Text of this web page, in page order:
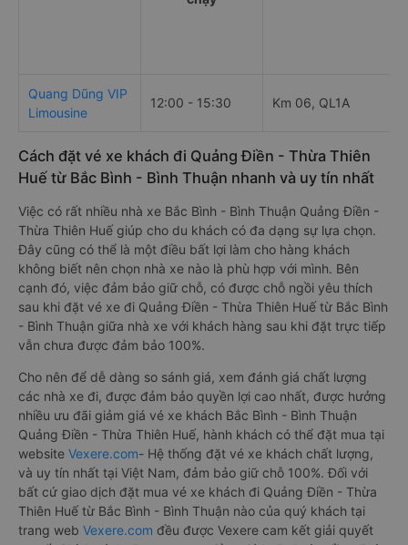
Quang Dũng VIP
Limousine
12:00 - 15:30 Km 06, QL1A
Cách đặt vé xe khách đi Quảng Điền - Thừa Thiên
Huế từ Bắc Bình - Bình Thuận nhanh và uy tín nhất
Việc có rất nhiều nhà xe Bắc Bình - Bình Thuận Quảng Điền -
Thừa Thiên Huế giúp cho du khách có đa dạng sự lựa chọn.
Đây cũng có thể là một điều bất lợi làm cho hàng khách
không biết nên chọn nhà xe nào là phù hợp với mình. Bên
cạnh đó, việc đảm bảo giữ chỗ, có được chỗ ngồi yêu thích
sau khi đặt vé xe đi Quảng Điền - Thừa Thiên Huế từ Bắc Bình
- Bình Thuận giữa nhà xe với khách hàng sau khi đặt trực tiếp
vẫn chưa được đảm bảo 100%.
Cho nên để dễ dàng so sánh giá, xem đánh giá chất lượng
các nhà xe đi, được đảm bảo quyền lợi cao nhất, được hưởng
nhiều ưu đãi giảm giá vé xe khách Bắc Bình - Bình Thuận
Quảng Điền - Thừa Thiên Huế, hành khách có thể đặt mua tại
website Vexere.com- Hệ thống đặt vé xe khách chất lượng,
và uy tín nhất tại Việt Nam, đảm bảo giữ chỗ 100%. Đối với
bất cứ giao dịch đặt mua vé xe khách đi Quảng Điền - Thừa
Thiên Huế từ Bắc Bình - Bình Thuận nào của quý khách tại
trang web Vexere.com đều được Vexere cam kết giải quyết